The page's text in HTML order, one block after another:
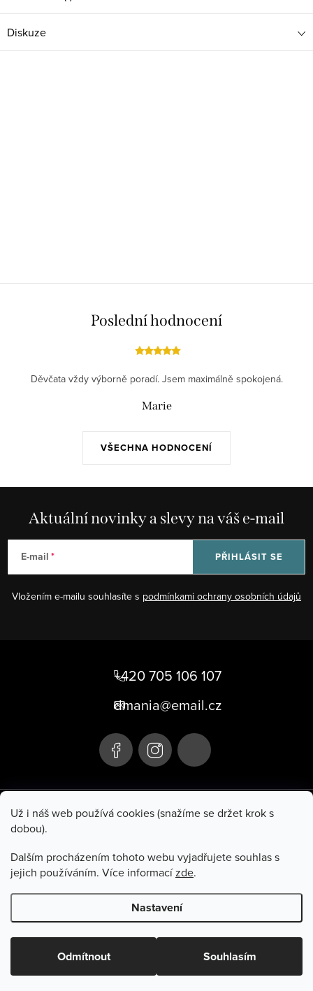
Už i náš web používá cookies (snažíme se držet krok s
dobou).
Dalším procházením tohoto webu vyjadřujete souhlas s
jejich používáním. Více informacízde.
Nastavení
Odmítnout Souhlasím
Diskuze
Poslední hodnocení
VŠECHNA HODNOCENÍ
Děvčata vždy výborně poradí. Jsem maximálně spokojená.
Marie
Aktuální novinky a slevy na váš e-mail
E-mail
Vložením e-mailu souhlasíte s podmínkami ochrany osobních údajů
PŘIHLÁSIT SE
+420 705 106 107
dmania@email.cz
+420 705 106 107
Informace pro vás
Copyright 2026Dmania. Všechna práva vyhrazena.